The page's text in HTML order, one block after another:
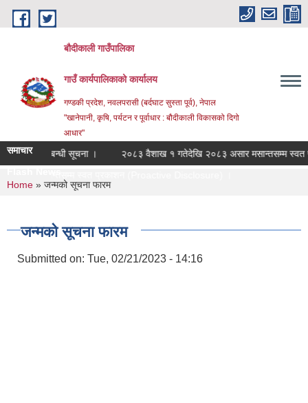
Skip to main content
बौदीकाली गाउँपालिका
गाउँ कार्यपालिकाको कार्यालय
गण्डकी प्रदेश, नवलपरासी (बर्दघाट सुस्ता पूर्व), नेपाल
"खानेपानी, कृषि, पर्यटन र पूर्वाधार : बौदीकाली विकासको दिगो
आधार"
समाचार
गर्ने सम्बन्धी सूचना ।
२०८३ वैशाख १ गतेदेखि २०८३ असार मसान्तसम्म स्वत
You are here
Home » जन्मको सूचना फारम
जन्मको सूचना फारम
Submitted on: Tue, 02/21/2023 - 14:16